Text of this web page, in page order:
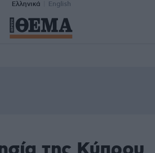
Ελληνικά English